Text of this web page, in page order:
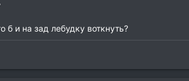
и на зад лебудку воткнуть?